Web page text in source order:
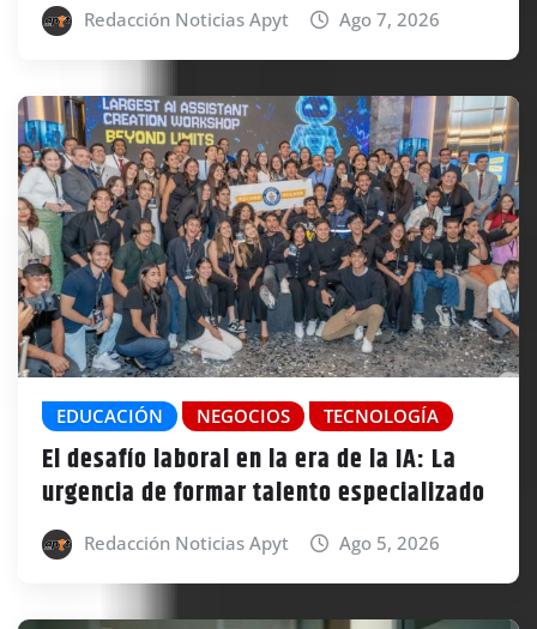
Redacción Noticias Apyt Ago 7, 2026
EDUCACIÓN NEGOCIOS TECNOLOGÍA
El desafío laboral en la era de la IA: La
urgencia de formar talento especializado
Redacción Noticias Apyt Ago 5, 2026